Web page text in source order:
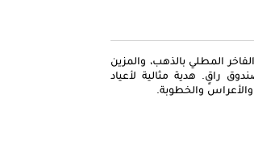
اترك انطباعًا لا يُنسى مع طقم عقد وأقراط سيروتي 1881 الفاخر المطلي بالذهب، والمزين
راقٍ. هدية مثالية لأعياد
والأعراس والخطوبة.